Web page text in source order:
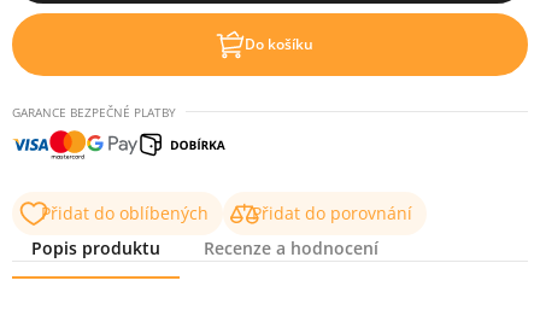
Do košíku
GARANCE BEZPEČNÉ PLATBY
Přidat do oblíbených
Přidat do porovnání
Popis produktu
Recenze a hodnocení